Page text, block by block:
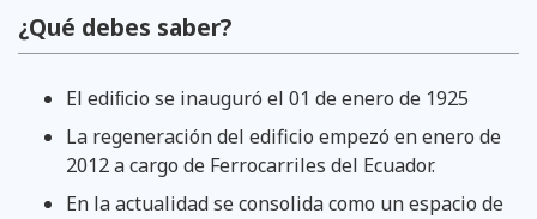
¿Qué debes saber?
El ediﬁcio se inauguró el 01 de enero de 1925
La regeneración del edificio empezó en enero de
2012 a cargo de Ferrocarriles del Ecuador.
En la actualidad se consolida como un espacio de